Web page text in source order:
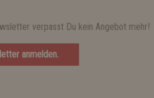
verpasst Du kein Angebot mehr!
anmelden.